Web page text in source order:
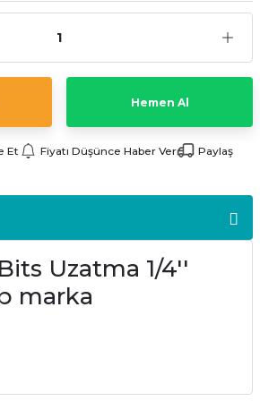
Hemen Al
Et Fiyatı Düşünce Haber Ver
Paylaş
Uzatma 1/4''
marka